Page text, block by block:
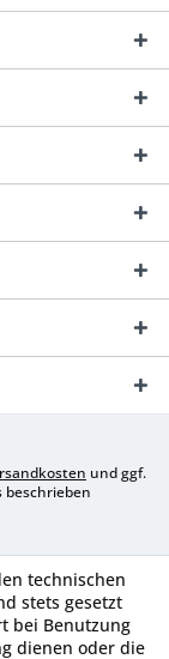
und ggf.
technischen
stets gesetzt
bei Benutzung
dienen oder die